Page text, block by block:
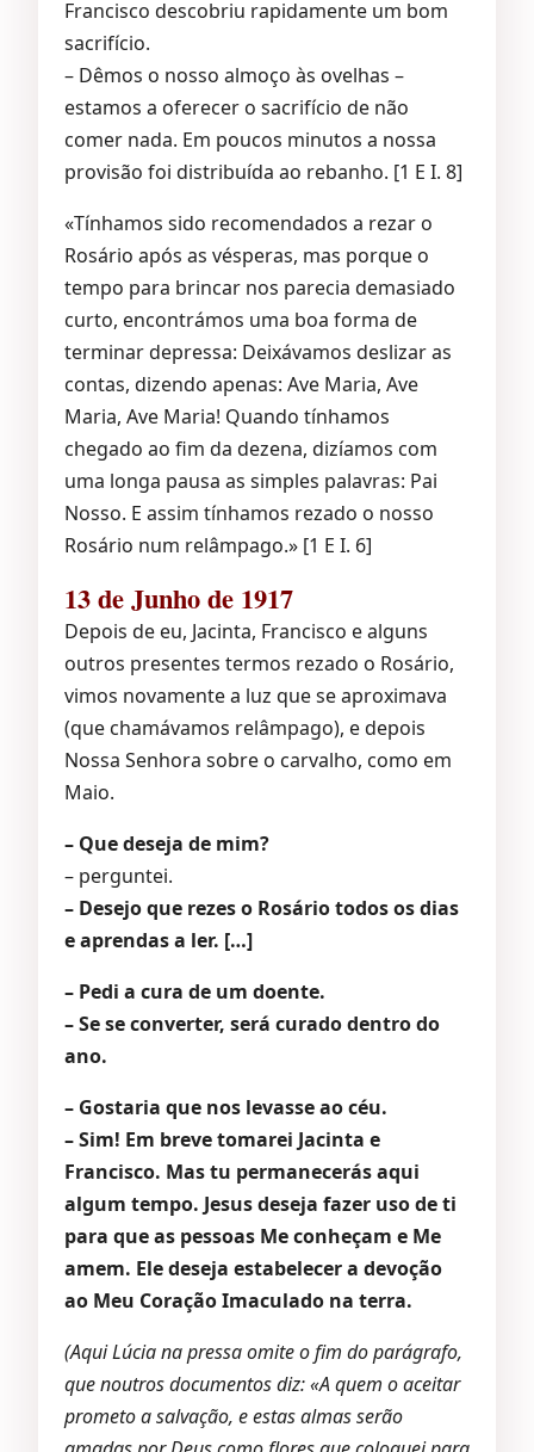
Francisco descobriu rapidamente um bom
sacrifício.
– Dêmos o nosso almoço às ovelhas –
estamos a oferecer o sacrifício de não
comer nada. Em poucos minutos a nossa
provisão foi distribuída ao rebanho. [1 E I. 8]
«Tínhamos sido recomendados a rezar o
Rosário após as vésperas, mas porque o
tempo para brincar nos parecia demasiado
curto, encontrámos uma boa forma de
terminar depressa: Deixávamos deslizar as
contas, dizendo apenas: Ave Maria, Ave
Maria, Ave Maria! Quando tínhamos
chegado ao fim da dezena, dizíamos com
uma longa pausa as simples palavras: Pai
Nosso. E assim tínhamos rezado o nosso
Rosário num relâmpago.» [1 E I. 6]
13 de Junho de 1917
Depois de eu, Jacinta, Francisco e alguns
outros presentes termos rezado o Rosário,
vimos novamente a luz que se aproximava
(que chamávamos relâmpago), e depois
Nossa Senhora sobre o carvalho, como em
Maio.
– Que deseja de mim?
– perguntei.
– Desejo que rezes o Rosário todos os dias
e aprendas a ler. […]
– Pedi a cura de um doente.
– Se se converter, será curado dentro do
ano.
– Gostaria que nos levasse ao céu.
– Sim! Em breve tomarei Jacinta e
Francisco. Mas tu permanecerás aqui
algum tempo. Jesus deseja fazer uso de ti
para que as pessoas Me conheçam e Me
amem. Ele deseja estabelecer a devoção
ao Meu Coração Imaculado na terra.
(Aqui Lúcia na pressa omite o fim do parágrafo,
que noutros documentos diz: «A quem o aceitar
prometo a salvação, e estas almas serão